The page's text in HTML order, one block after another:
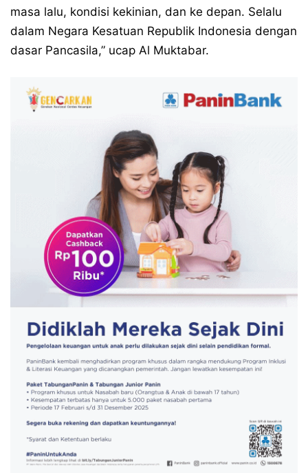
masa lalu, kondisi kekinian, dan ke depan. Selalu
dalam Negara Kesatuan Republik Indonesia dengan
dasar Pancasila,” ucap Al Muktabar.